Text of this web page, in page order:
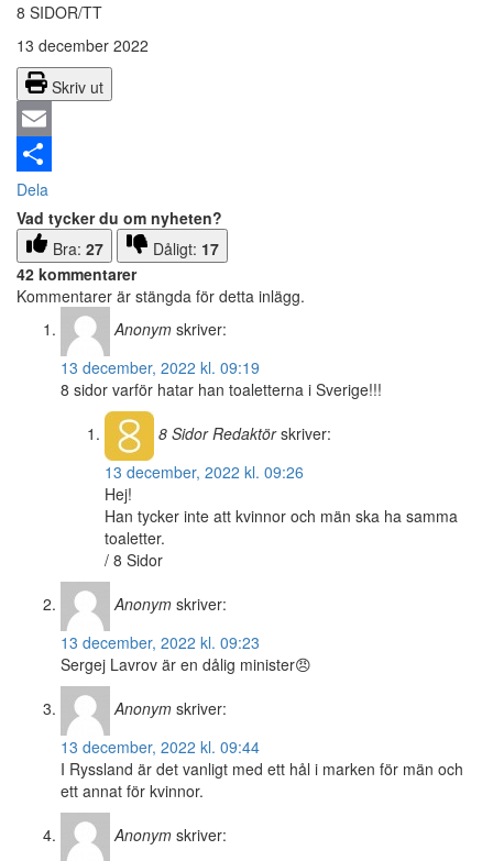
8 SIDOR/TT
13 december 2022
Skriv ut
Email
Dela
Vad tycker du om nyheten?
Bra: 27 Dåligt: 17
42 kommentarer
Kommentarer är stängda för detta inlägg.
Anonym skriver:
13 december, 2022 kl. 09:19
8 sidor varför hatar han toaletterna i Sverige!!!
8 SidorRedaktör skriver:
13 december, 2022 kl. 09:26
Hej!
Han tycker inte att kvinnor och män ska ha samma
toaletter.
/ 8 Sidor
Anonym skriver:
13 december, 2022 kl. 09:23
Sergej Lavrov är en dålig minister😠
Anonym skriver:
13 december, 2022 kl. 09:44
I Ryssland är det vanligt med ett hål i marken för män och
ett annat för kvinnor.
Anonym skriver: